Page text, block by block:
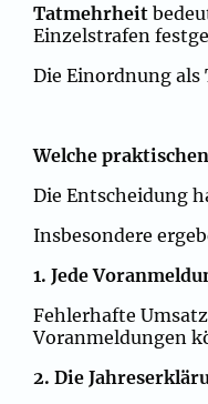
Tatmehrheit
Einzelstrafen
Die Einordnung
Welche
Die Entscheidung
Insbesondere
1. Jede
Fehlerhafte
Voranmeldungen
2. Die